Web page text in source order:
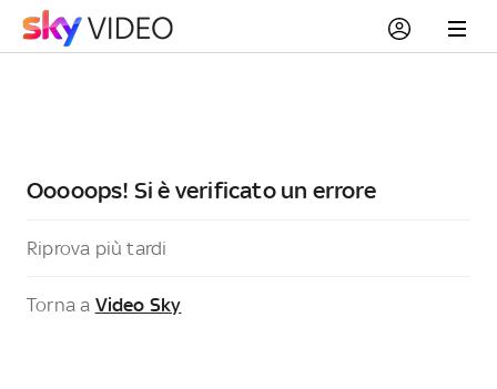
Ooooops! Si è verificato un errore
Riprova più tardi
Torna a Video Sky